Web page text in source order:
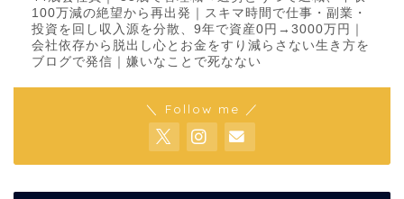
100万減の絶望から再出発｜スキマ時間で仕事・副業・
投資を回し収入源を分散、9年で資産0円→3000万円｜
会社依存から脱出し心とお金をすり減らさない生き方を
ブログで発信｜嫌いなことで死なない
＼ Follow me ／